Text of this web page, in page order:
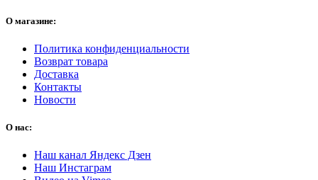
О магазине:
Политика конфиденциальности
Возврат товара
Доставка
Контакты
Новости
О нас:
Наш канал Яндекс Дзен
Наш Инстаграм